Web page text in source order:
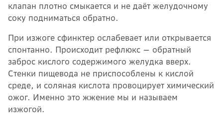
клапан плотно смыкается и не даёт желудочному
соку подниматься обратно.
При изжоге сфинктер ослабевает или открывается
спонтанно. Происходит рефлюкс — обратный
заброс кислого содержимого желудка вверх.
Стенки пищевода не приспособлены к кислой
среде, и соляная кислота провоцирует химический
ожог. Именно это жжение мы и называем
изжогой.